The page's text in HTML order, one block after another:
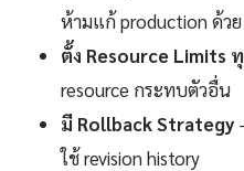
ห้ามแก้ production ด้ว
ตั้ง Resource Limits
resource กระทบตัวอื่น
มี Rollback Strategy
ใช้ revision history